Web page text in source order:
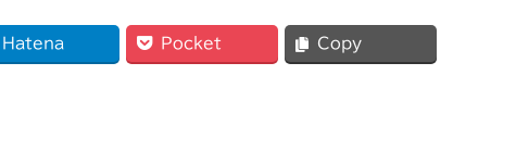
Hatena Pocket Copy